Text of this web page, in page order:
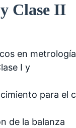
Clase II
en
I y
para el
de la balanza